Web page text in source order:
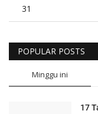
31
POPULAR POSTS
Minggu ini
17